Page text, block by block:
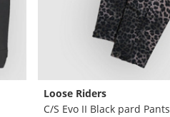
Loose Riders
C/S Evo II Black pard Pants